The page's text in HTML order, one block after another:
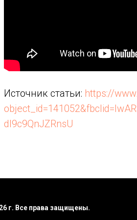
Источник статьи: https://
dl9c9QnJZRnsU
г. Все права защищены.